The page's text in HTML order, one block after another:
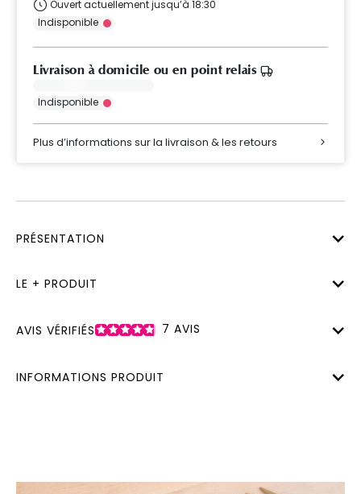
Ouvert actuellement jusqu’à 18:30
Indisponible
Livraison à domicile ou en point relais
Indisponible
Plus d’informations sur la livraison & les retours
PRÉSENTATION
LE + PRODUIT
AVIS VÉRIFIÉS 7 AVIS
INFORMATIONS PRODUIT